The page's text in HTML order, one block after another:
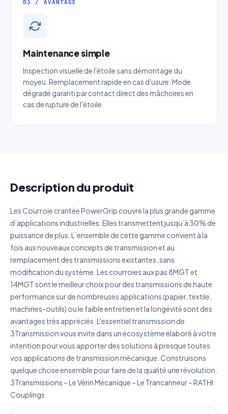
03 / AVANTAGE
Maintenance simple
Inspection visuelle de l'étoile sans démontage du
moyeu. Remplacement rapide en cas d'usure. Mode
dégradé garanti par contact direct des mâchoires en
cas de rupture de l'étoile.
Description du produit
Les Courroie crantée PowerGrip couvre la plus grande gamme
d’applications industrielles. Elles transmettent jusqu’à 30% de
puissance de plus. L’ensemble de cette gamme convient à la
fois aux nouveaux concepts de transmission et au
remplacement des transmissions existantes, sans
modification du système. Les courroies aux pas 8MGT et
14MGT sont le meilleur choix pour des transmissions de haute
performance sur de nombreuses applications (papier, textile,
machines-outils) ou le faible entretien et la longévité sont des
avantages très appréciés. L'essentiel transmission de
3Transmission vous invite dans un écosystème élaboré à votre
intention pour vous apporter des solutions à presque toutes
vos applications de transmission mécanique. Construisons
quelque chose ensemble pour faire de la qualité une révolution.
3Transmissions – Le Vérin Mécanique – Le Trancanneur – RATHI
Couplings
Email*
Téléphone*
Quantité estimée
Décrivez votre besoin
J'accepte que mes données soient utilisées pour traiter
Politique de confidentialité
Envoyer ma demande de devis
Vos données sont protégées et ne seront jamais
partagées